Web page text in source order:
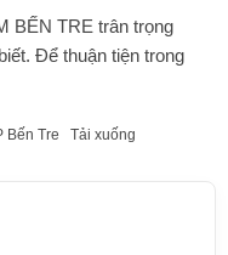
BẾN TRE trân trọng
Để thuận tiện trong
Bến Tre Tải xuống